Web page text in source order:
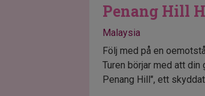
Penang Hill
Malaysia
Följ med på en
Turen börjar med att
Penang Hill", ett